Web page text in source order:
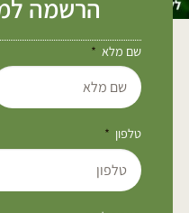
הרשמה
שם מלא
טלפון